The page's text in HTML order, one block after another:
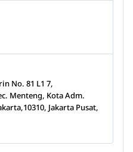
No. 81 L1 7,
Menteng, Kota Adm.
Jakarta Pusat,